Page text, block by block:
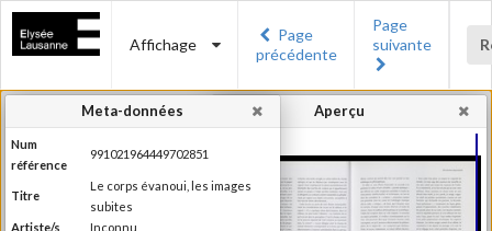
Affichage
Page
précédente
Page
suivante
Aperçu
Meta-données
Num
référence
991021964449702851
Titre
Le corps évanoui, les images
subites
Artiste/s
Inconnu